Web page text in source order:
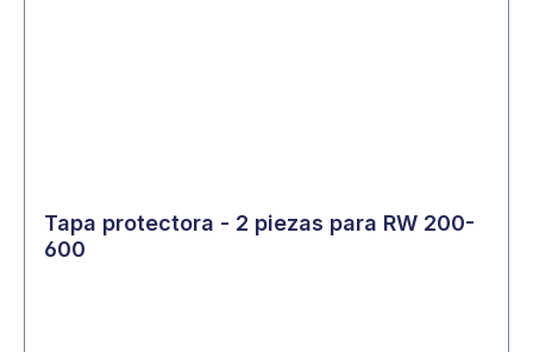
Tapa protectora - 2 piezas para RW 200-
600